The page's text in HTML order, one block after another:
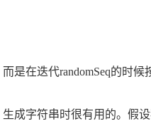
是在迭代randomSeq的时候
成字符串时很有用的。假